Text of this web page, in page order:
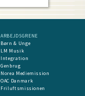
ARBEJDSGRENE
Børn & Unge
LM Musik
Integration
Genbrug
Norea Mediemission
OAC Danmark
Friluftsmissionen